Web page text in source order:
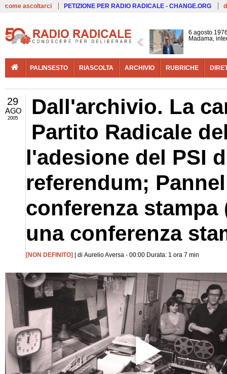
come ascoltarci PETIZIONE PER RADIO RADICALE - CHANGE.ORG
6 agosto
Madama,
PALINSESTO RIASCOLTA ARCHIVIO RUBRICHE
29
AGO
2005
Dall'archivio. La
Partito Radicale
l'adesione del PSI
referendum;
conferenza stampa
una conferenza
[NON DEFINITO] | di Aurelio Aversa - 00:00 Durata: 1 ora 7 min